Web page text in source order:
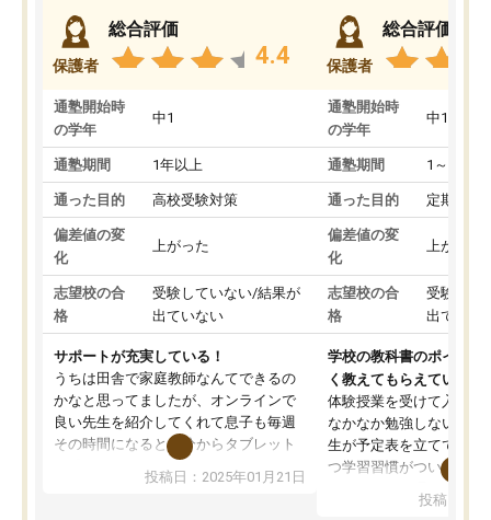
保護者
総合評価
4.4
通塾開始時
の学年
中1
通塾期間 1年以上
通った目的 高校受験対策
偏差値の変
化
上がった
志望校の合
格
受験していない/結果が
出ていない
サポートが充実している！
うちは田舎で家庭教師なんてできるの
かなと思ってましたが、オンラインで
良い先生を紹介してくれて息子も毎週
その時間になると自分からタブレット
を開いてzoomを繋げるようになりまし
た！5科目なんでもOKなのもとても気
投稿日：2025年01月21日
保護者
総合評価
通塾開始時
の学年
中1
通塾期間 1～3ヵ月
通った目的 定期テス
偏差値の変
化
上がった
志望校の合
格
受験して
出ていな
学校の教科書のポイント
く教えてもらえている
体験授業を受けて入塾し
なかなか勉強しない息子
生が予定表を立ててくれ
つ学習習慣がついてきま
指導が無い日も予定表
投稿日：